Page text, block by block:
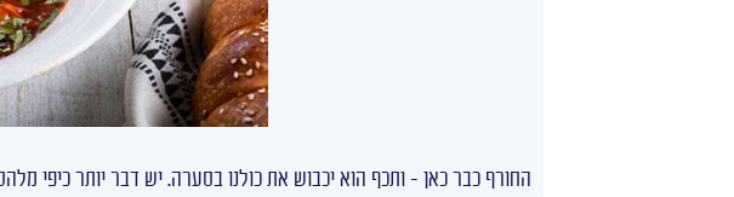
החורף כבר כאן – ותכף הוא יכבוש את כולנו בסערה. יש דבר יותר כיפי